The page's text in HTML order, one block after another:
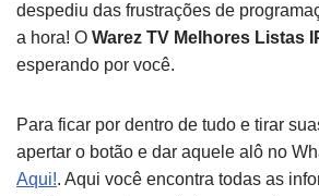
despediu das frustrações de
a hora! O Warez TV Melhores Listas
esperando por você.
Para ficar por dentro de tudo e tirar
apertar o botão e dar aquele alô no
Aqui!. Aqui você encontra todas as